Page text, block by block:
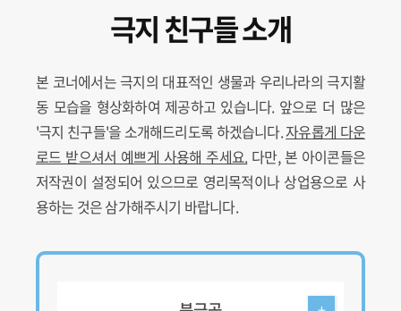
극지 친구들 소개
본 코너에서는 극지의 대표적인 생물과 우리나라의 극지활
동 모습을 형상화하여 제공하고 있습니다. 앞으로 더 많은
'극지 친구들'을 소개해드리도록 하겠습니다.자유롭게 다운
로드 받으셔서 예쁘게 사용해 주세요.다만, 본 아이콘들은
저작권이 설정되어 있으므로 영리목적이나 상업용으로 사
용하는 것은 삼가해주시기 바랍니다.